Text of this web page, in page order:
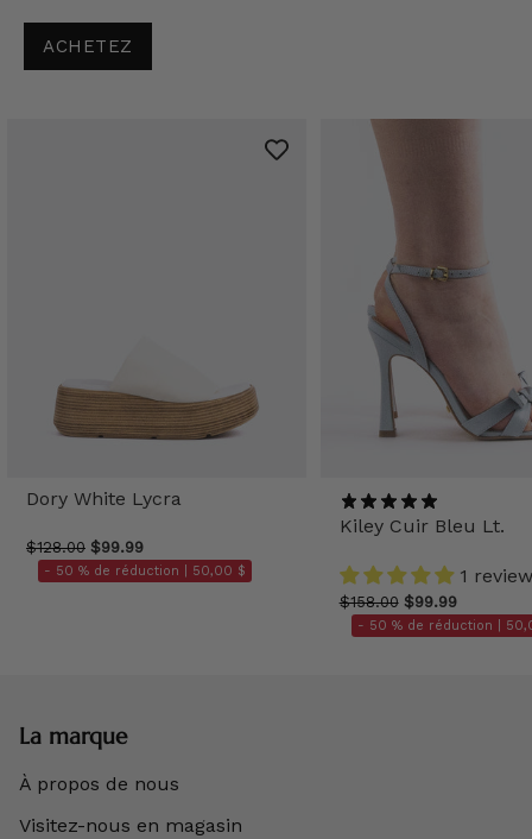
ACHETEZ
Dory White Lycra
$128.00 $99.99
- 50 % de réduction | 50,00 $
Kiley Cuir Bleu Lt.
1 review
$158.00 $99.99
- 50 % de réduction |
La marque
À propos de nous
Visitez-nous en magasin